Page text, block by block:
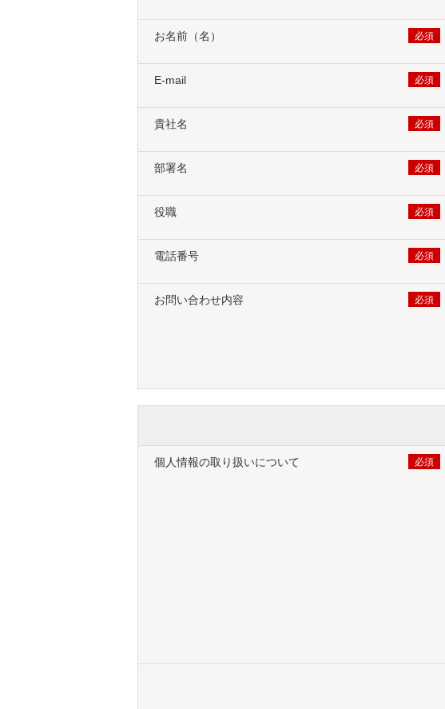
お名前（名）
E-mail
貴社名
部署名
役職
電話番号
お問い合わせ内容
個人情報の取り扱いについて